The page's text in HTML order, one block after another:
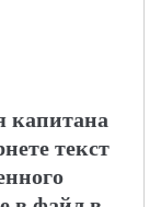
капитана
текст